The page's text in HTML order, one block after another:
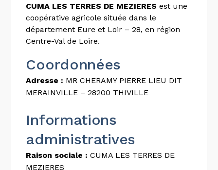
CUMA LES TERRES DE MEZIERES est une
coopérative agricole située dans le
département Eure et Loir – 28, en région
Centre-Val de Loire.
Coordonnées
Adresse : MR CHERAMY PIERRE LIEU DIT
MERAINVILLE – 28200 THIVILLE
Informations
administratives
Raison sociale : CUMA LES TERRES DE
MEZIERES